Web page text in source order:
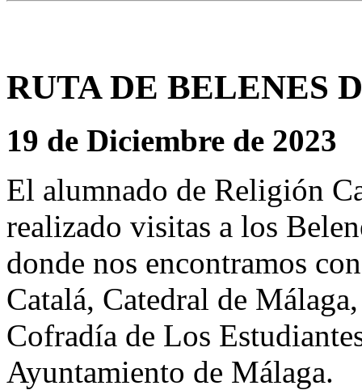
RUTA DE BELENES
19 de Diciembre de 2023
El alumnado de Religión
realizado visitas a los
donde nos encontramos
Catalá, Catedral de
Cofradía de Los
Ayuntamiento de Málaga.